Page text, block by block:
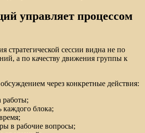
управляет процессом
стратегической сессии видна не по
а по качеству движения группы к
через конкретные действия:
работы;
каждого блока;
в рабочие вопросы;